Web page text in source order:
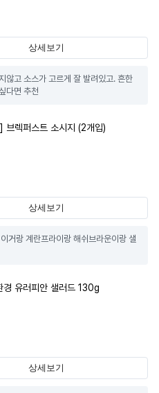
상세보기
않고 소스가 고르게 잘 발려있고. 흔한
다면 추천
브렉퍼스트 소시지 (2개입)
상세보기
거랑 계란프라이랑 해쉬브라운이랑 샐
경 유러피안 샐러드 130g
상세보기